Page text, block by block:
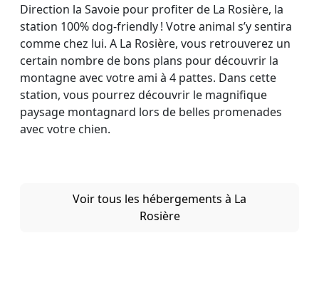
Direction la Savoie pour profiter de La Rosière, la
station 100% dog-friendly ! Votre animal s’y sentira
comme chez lui. A La Rosière, vous retrouverez un
certain nombre de bons plans pour découvrir la
montagne avec votre ami à 4 pattes. Dans cette
station, vous pourrez découvrir le magnifique
paysage montagnard lors de belles promenades
avec votre chien.
Voir tous les hébergements à La
Rosière